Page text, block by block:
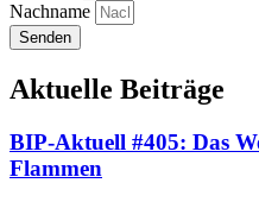
Nachname
Senden
Aktuelle Beiträge
BIP-Aktuell #405: Das
Flammen